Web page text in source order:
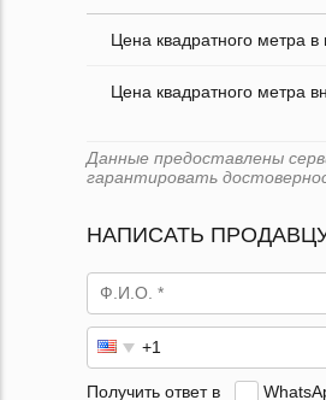
Цена квадратного метра в
Цена квадратного метра
Данные предоставлены
гарантировать
НАПИСАТЬ
Получить ответ в